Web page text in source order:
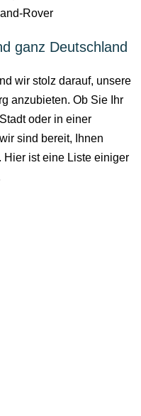
Rover
ganz Deutschland
wir stolz darauf, unsere
anzubieten. Ob Sie Ihr
oder in einer
sind bereit, Ihnen
Hier ist eine Liste einiger